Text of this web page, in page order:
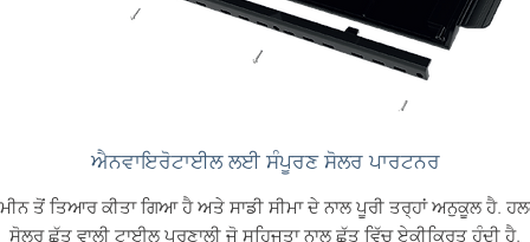
ਐਨਵਾਇਰੋਟਾਈਲ ਲਈ ਸੰਪੂਰਣ ਸੋਲਰ ਪਾਰਟਨਰ
ਤੋਂ ਤਿਆਰ ਕੀਤਾ ਗਿਆ ਹੈ ਅਤੇ ਸਾਡੀ ਸੀਮਾ ਦੇ ਨਾਲ ਪੂਰੀ ਤਰ੍ਹਾਂ ਅਨੁਕੂਲ ਹੈ.
ਸੋਲਰ ਛੱਤ ਵਾਲੀ ਟਾਈਲ ਪ੍ਰਣਾਲੀ ਜੋ ਸਹਿਜਤਾ ਨਾਲ ਛੱਤ ਵਿੱਚ ਏਕੀਕ੍ਰਿਤ ਹੁੰਦੀ ਹੈ.